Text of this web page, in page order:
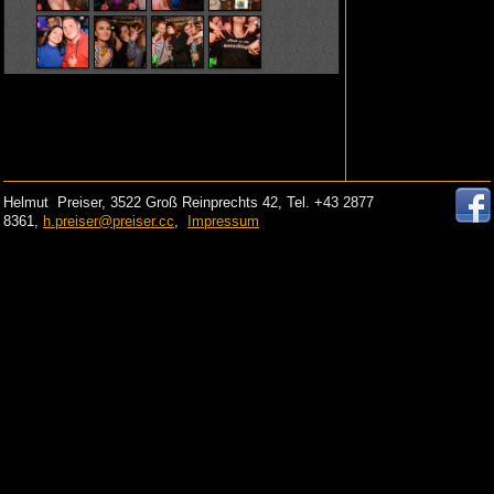
Helmut Preiser, 3522 Groß Reinprechts 42, Tel. +43 2877
8361, h.preiser@preiser.cc, Impressum